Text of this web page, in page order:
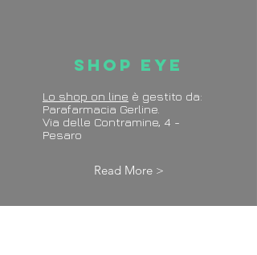
Shop Eye
Lo shop on line è gestito da:
Parafarmacia Gerline.
Via delle Contramine, 4 -
Pesaro
Read More >